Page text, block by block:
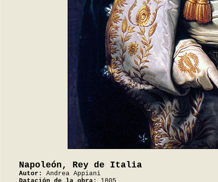
Napoleón, Rey de Italia
Autor:
Andrea Appiani